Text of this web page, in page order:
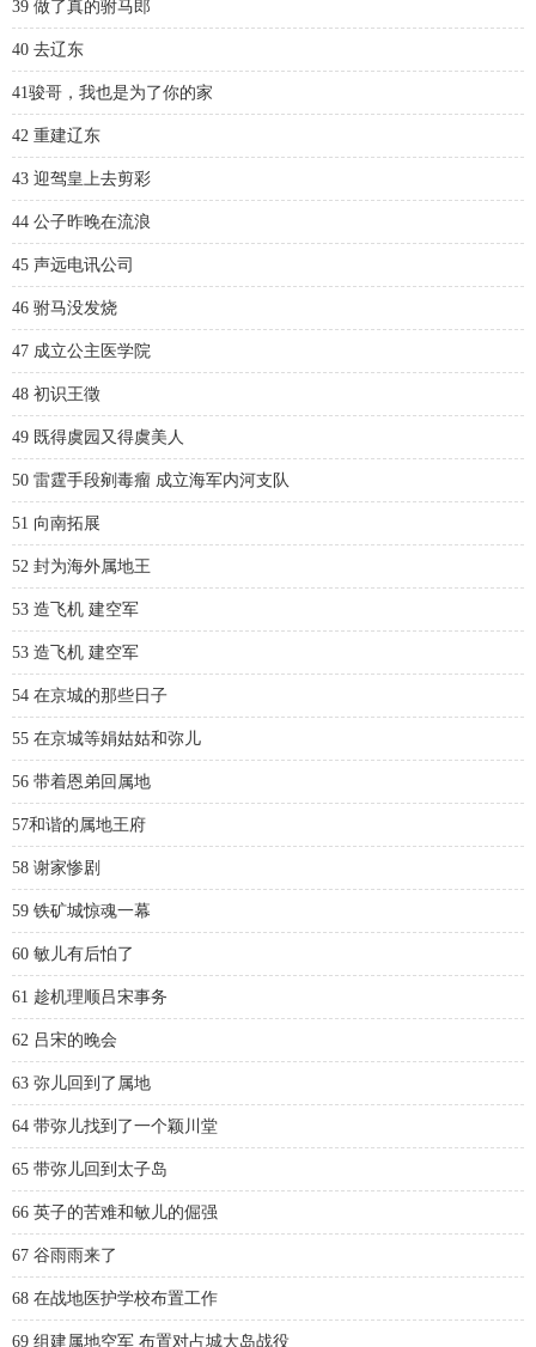
39 做了真的驸马郎
40 去辽东
41骏哥，我也是为了你的家
42 重建辽东
43 迎驾皇上去剪彩
44 公子昨晚在流浪
45 声远电讯公司
46 驸马没发烧
47 成立公主医学院
48 初识王徵
49 既得虞园又得虞美人
50 雷霆手段剜毒瘤 成立海军内河支队
51 向南拓展
52 封为海外属地王
53 造飞机 建空军
53 造飞机 建空军
54 在京城的那些日子
55 在京城等娟姑姑和弥儿
56 带着恩弟回属地
57和谐的属地王府
58 谢家惨剧
59 铁矿城惊魂一幕
60 敏儿有后怕了
61 趁机理顺吕宋事务
62 吕宋的晚会
63 弥儿回到了属地
64 带弥儿找到了一个颖川堂
65 带弥儿回到太子岛
66 英子的苦难和敏儿的倔强
67 谷雨雨来了
68 在战地医护学校布置工作
69 组建属地空军 布置对占城大岛战役